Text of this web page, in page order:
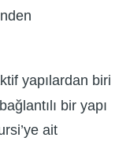
yapılardan biri
bir yapı
ait